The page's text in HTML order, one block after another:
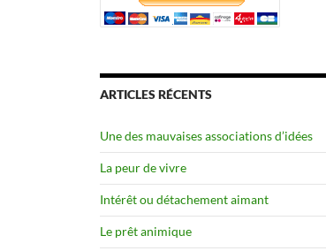
ARTICLES RÉCENTS
Une des mauvaises associations d’idées
La peur de vivre
Intérêt ou détachement aimant
Le prêt animique